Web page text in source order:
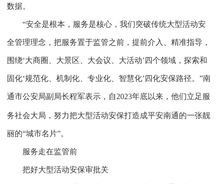
数据。
“安全是根本，服务是核心，我们突破传统大型活动安
全管理理念，把服务置于监管之前，提前介入、精准指导，
围绕‘大商圈、大景区、大会议、大活动’四个领域，探索和
固化‘规范化、机制化、专业化、智慧化’四化安保路径。”南
通市公安局副局长程军表示，自2023年底以来，他们立足服
务社会大局，努力把大型活动安保打造成平安南通的一张靓
丽的“城市名片”。
服务走在监管前
把好大型活动安保审批关